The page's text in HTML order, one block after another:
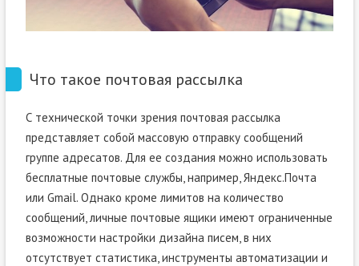
Что такое почтовая рассылка
С технической точки зрения почтовая рассылка
представляет собой массовую отправку сообщений
группе адресатов. Для ее создания можно использовать
бесплатные почтовые службы, например, Яндекс.Почта
или Gmail. Однако кроме лимитов на количество
сообщений, личные почтовые ящики имеют ограниченные
возможности настройки дизайна писем, в них
отсутствует статистика, инструменты автоматизации и